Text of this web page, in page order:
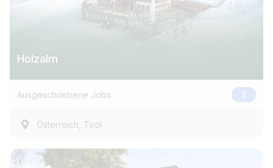
Holzalm
Ausgeschriebene Jobs 3
Österreich, Tirol